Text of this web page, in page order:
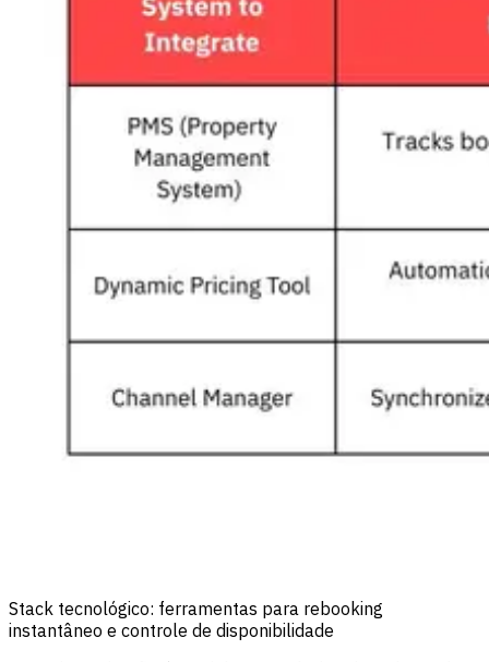
Stack tecnológico: ferramentas para rebooking
instantâneo e controle de disponibilidade